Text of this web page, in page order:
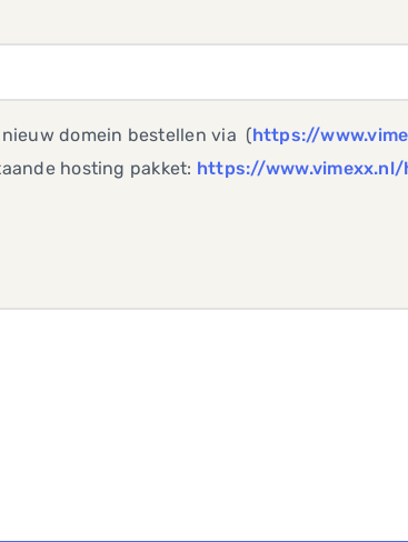
nieuw domein bestellen via (https://
hosting pakket: https://www.vimexx.nl/